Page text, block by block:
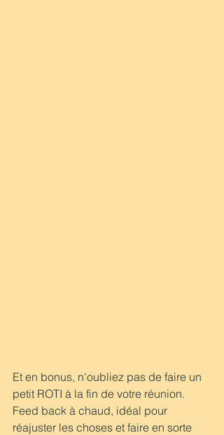
Et en bonus, n'oubliez pas de faire un
petit ROTI à la fin de votre réunion.
Feed back à chaud, idéal pour
réajuster les choses et faire en sorte